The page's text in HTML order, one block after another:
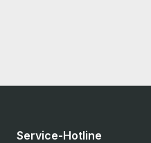
Service-Hotline